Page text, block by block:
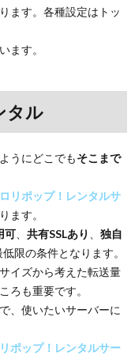
ます。各種設定はトッ
ます。
タル
うにどこでもそこまで
ロリポップ！レンタルサ
ます。
可 共有SSLあり
独自
限の条件となります。
イズから考えた転送量
ろも重要です。
、使いたいサーバーに
ポップ！レンタルサー